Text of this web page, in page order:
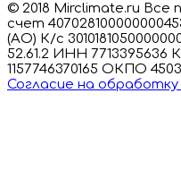
© 2018 Mirclimate.ru
счет
(АО) К/с
52.61.2 ИНН 7713395636
1157746370165 ОКПО
Согласие на